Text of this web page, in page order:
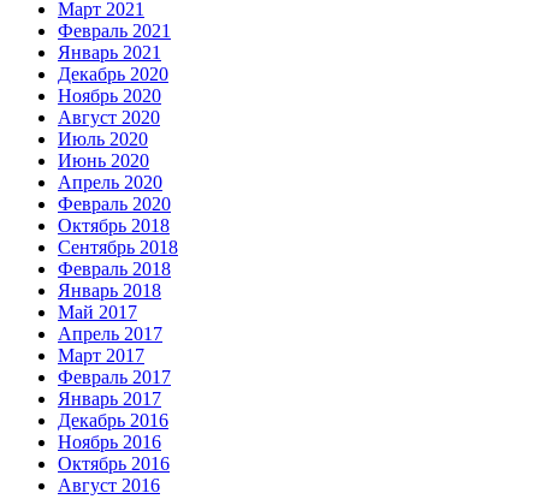
Март 2021
Февраль 2021
Январь 2021
Декабрь 2020
Ноябрь 2020
Август 2020
Июль 2020
Июнь 2020
Апрель 2020
Февраль 2020
Октябрь 2018
Сентябрь 2018
Февраль 2018
Январь 2018
Май 2017
Апрель 2017
Март 2017
Февраль 2017
Январь 2017
Декабрь 2016
Ноябрь 2016
Октябрь 2016
Август 2016